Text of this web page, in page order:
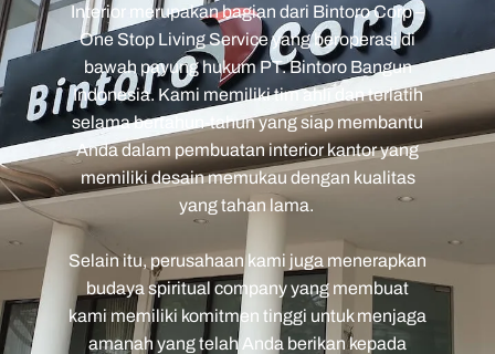
Interior merupakan bagian dari Bintoro Corp –
One Stop Living Service yang beroperasi di
bawah payung hukum PT. Bintoro Bangun
Indonesia. Kami memiliki tim ahli dan terlatih
selama bertahun-tahun yang siap membantu
Anda dalam pembuatan interior kantor yang
memiliki desain memukau dengan kualitas
yang tahan lama.
Selain itu, perusahaan kami juga menerapkan
budaya spiritual company yang membuat
kami memiliki komitmen tinggi untuk menjaga
amanah yang telah Anda berikan kepada